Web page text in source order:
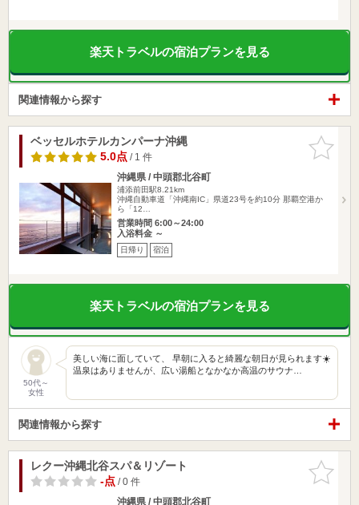
楽天トラベルの宿泊プランを見る
関連情報から探す
お気に入
りに追加
ベッセルホテルカンパーナ沖縄
5.0点/ 1 件
沖縄県 / 中頭郡北谷町
浦添前田駅8.21km
沖縄自動車道「沖縄南IC」県道23号を約10分 那覇空港か
ら「12…
営業時間 6:00～24:00
入浴料金 ～
日帰り 宿泊
楽天トラベルの宿泊プランを見る
50代～
女性
美しい海に面していて、 早朝に入ると綺麗な朝日が見られます☀️
温泉はありませんが、広い湯船となかなか高温のサウナ…
関連情報から探す
お気に入
りに追加
レクー沖縄北谷スパ＆リゾート
-点/ 0 件
沖縄県 / 中頭郡北谷町